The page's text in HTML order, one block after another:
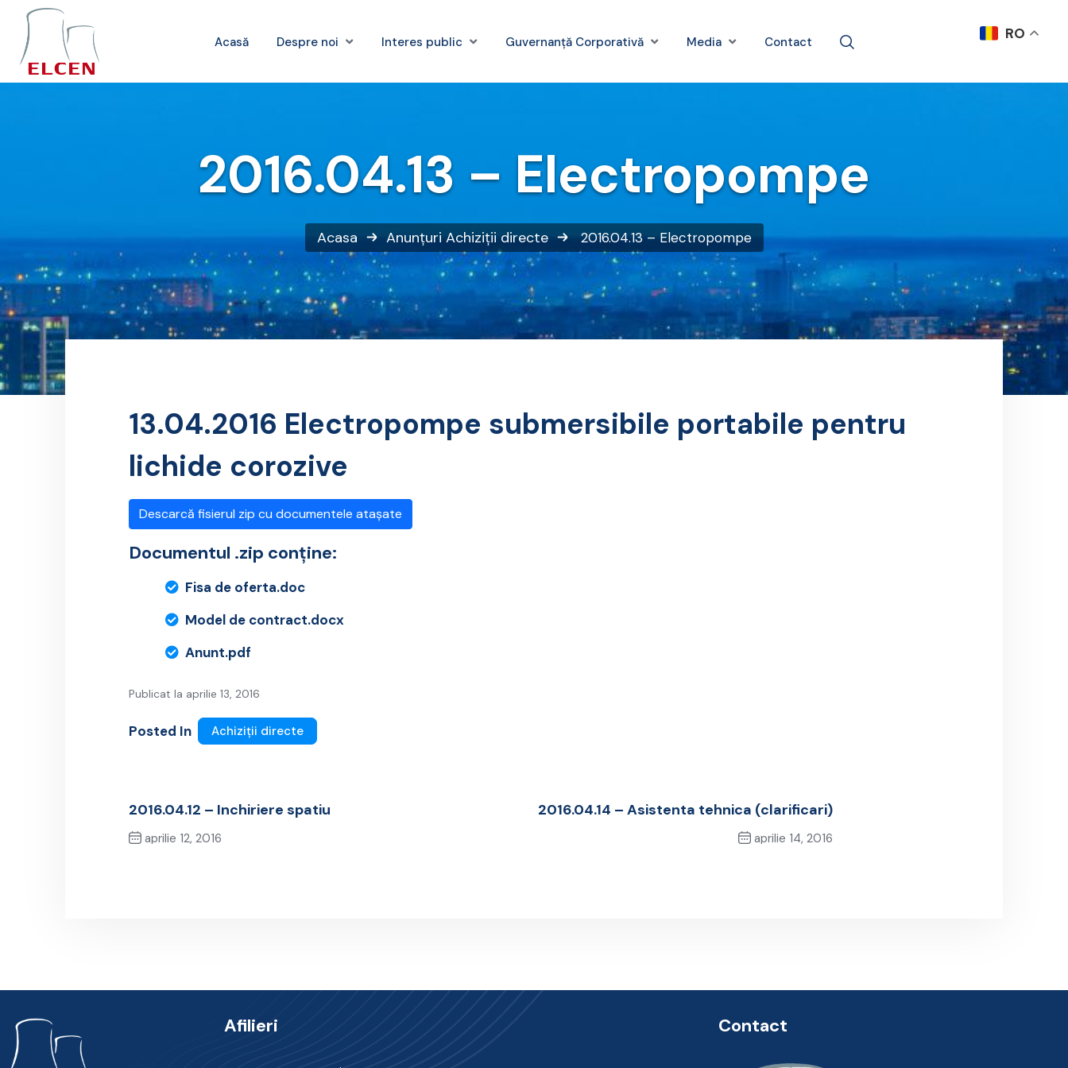
Acasă Despre noi Interes public Guvernanță Corporativă Media Contact
2016.04.13 – Electropompe
Acasa Anunțuri Achiziții directe 2016.04.13 – Electropompe
13.04.2016 Electropompe submersibile portabile pentru
lichide corozive
Descarcă fisierul zip cu documentele atașate
Documentul .zip conține:
Fisa de oferta.doc
Model de contract.docx
Anunt.pdf
Publicat la aprilie 13, 2016
Posted In Achiziții directe
2016.04.12 – Inchiriere spatiu
aprilie 12, 2016
2016.04.14 – Asistenta tehnica (clarificari)
aprilie 14, 2016
Afilieri Contact
RO